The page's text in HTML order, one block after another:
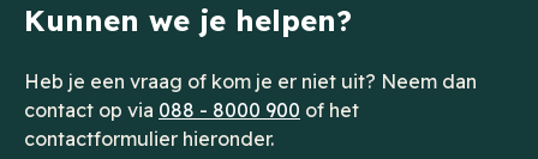
Kunnen we je helpen?
Heb je een vraag of kom je er niet uit? Neem dan
contact op via 088 - 8000 900 of het
contactformulier hieronder.